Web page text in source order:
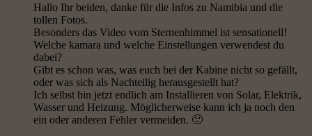
Hallo Ihr beiden, danke für die Infos zu Namibia und die
tollen Fotos.
Besonders das Video vom Sternenhimmel ist sensationell!
Welche kamara und welche Einstellungen verwendest du
dabei?
Gibt es schon was, was euch bei der Kabine nicht so gefällt,
oder was sich als Nachteilig herausgestellt hat?
Ich selbst bin jetzt endlich am Installieren von Solar, Elektrik,
Wasser und Heizung. Möglicherweise kann ich ja noch den
ein oder anderen Fehler vermeiden. 🙂